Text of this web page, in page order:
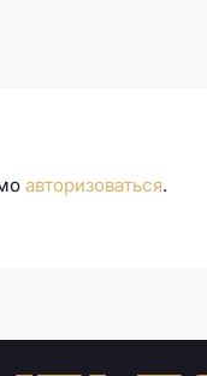
авторизоваться.